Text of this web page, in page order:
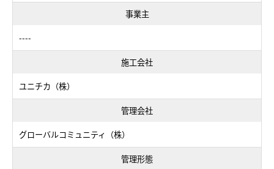
事業主
----
施工会社
ユニチカ（株）
管理会社
グローバルコミュニティ（株）
管理形態